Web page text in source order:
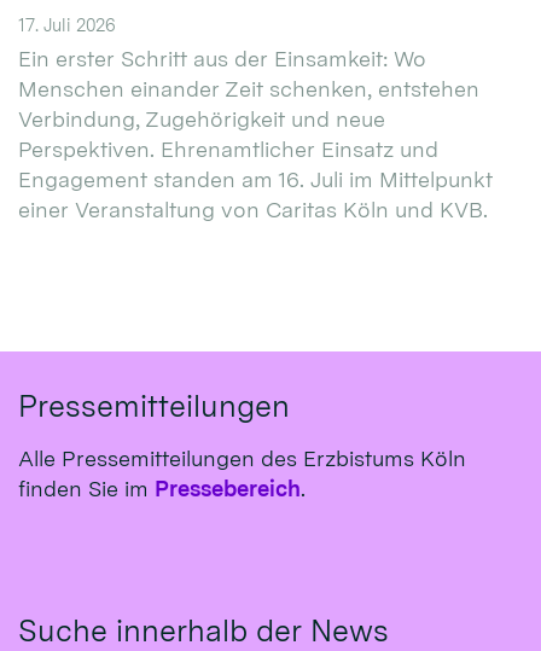
17. Juli 2026
Ein erster Schritt aus der Einsamkeit: Wo
Menschen einander Zeit schenken, entstehen
Verbindung, Zugehörigkeit und neue
Perspektiven. Ehrenamtlicher Einsatz und
Engagement standen am 16. Juli im Mittelpunkt
einer Veranstaltung von Caritas Köln und KVB.
Pressemitteilungen
Alle Pressemitteilungen des Erzbistums Köln
finden Sie im Pressebereich.
Suche innerhalb der News